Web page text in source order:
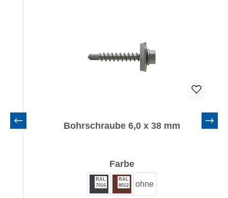
Bohrschraube 6,0 x 38 mm
Farbeauswählen
RAL
7016
RAL
8012
ohne